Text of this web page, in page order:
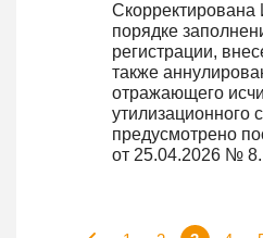
Скорректирована
порядке
регистрации,
также
отражающего
утилизационного
предусмотрено
от 25.04.2026 № 8.